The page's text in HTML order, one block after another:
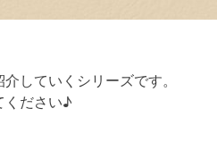
していくシリーズです。
ください♪